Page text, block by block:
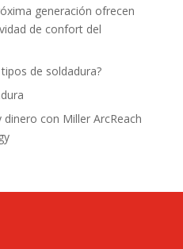
generación ofrecen
de confort del
de soldadura?
con Miller ArcReach